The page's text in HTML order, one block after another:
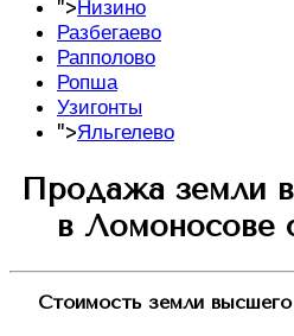
">Низино
Разбегаево
Рапполово
Ропша
Узигонты
">Яльгелево
Продажа земли
в Ломоносове
Стоимость земли